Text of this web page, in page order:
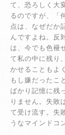
て、恐ろしく大
るのですが、「
点は、なぜだか
んですよね。反
は、今でも色褪
て私の中に残り
かせることもよ
もし嫌だったこ
ばかり記憶に残
りません。失敗
て受け流す。失
うなマインドコ